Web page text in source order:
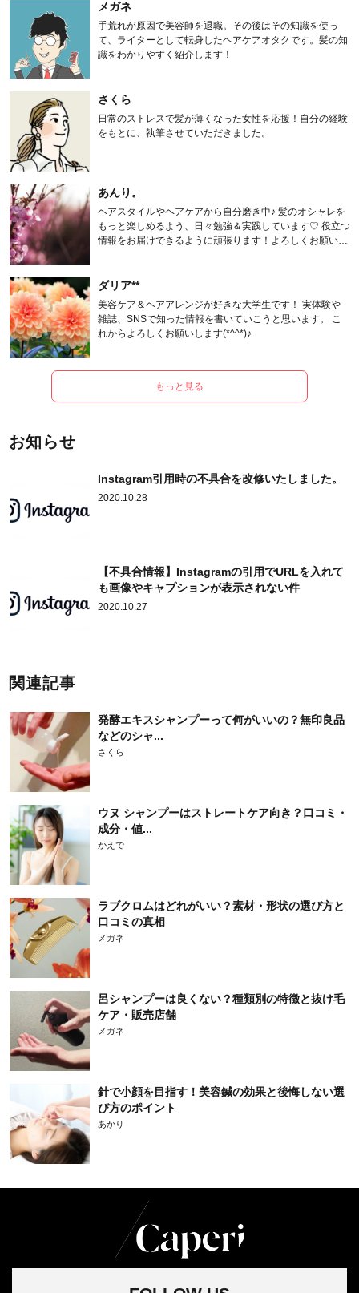
メガネ
手荒れが原因で美容師を退職。その後はその知識を使っ
て、ライターとして転身したヘアケアオタクです。髪の知
識をわかりやすく紹介します！
さくら
日常のストレスで髪が薄くなった女性を応援！自分の経験
をもとに、執筆させていただきました。
あんり。
ヘアスタイルやヘアケアから自分磨き中♪ 髪のオシャレを
もっと楽しめるよう、日々勉強＆実践しています♡ 役立つ
情報をお届けできるように頑張ります！よろしくお願いし
ダリア**
美容ケア＆ヘアアレンジが好きな大学生です！ 実体験や
雑誌、SNSで知った情報を書いていこうと思います。 こ
れからよろしくお願いします(*^^*)♪
もっと見る
お知らせ
Instagram引用時の不具合を改修いたしました。
2020.10.28
【不具合情報】Instagramの引用でURLを入れて
も画像やキャプションが表示されない件
2020.10.27
関連記事
発酵エキスシャンプーって何がいいの？無印良品
などのシャ...
さくら
ウヌ シャンプーはストレートケア向き？口コミ・
成分・値...
かえで
ラブクロムはどれがいい？素材・形状の選び方と
口コミの真相
メガネ
呂シャンプーは良くない？種類別の特徴と抜け毛
ケア・販売店舗
メガネ
針で小顔を目指す！美容鍼の効果と後悔しない選
び方のポイント
あかり